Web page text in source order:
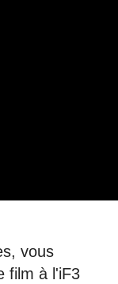
vous
film à l'iF3